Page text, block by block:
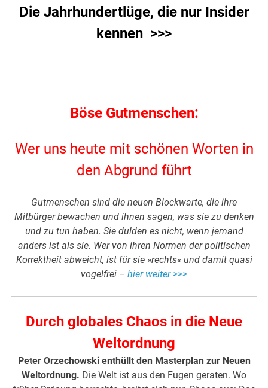
Die Jahrhundertlüge, die nur Insider
kennen >>>
Böse Gutmenschen:
Wer uns heute mit schönen Worten in
den Abgrund führt
Gutmenschen sind die neuen Blockwarte, die ihre
Mitbürger bewachen und ihnen sagen, was sie zu denken
und zu tun haben. Sie dulden es nicht, wenn jemand
anders ist als sie. Wer von ihren Normen der politischen
Korrektheit abweicht, ist für sie »rechts« und damit quasi
vogelfrei – hier weiter >>>
Durch globales Chaos in die Neue
Weltordnung
Peter Orzechowski enthüllt den Masterplan zur Neuen
Weltordnung. Die Welt ist aus den Fugen geraten. Wo